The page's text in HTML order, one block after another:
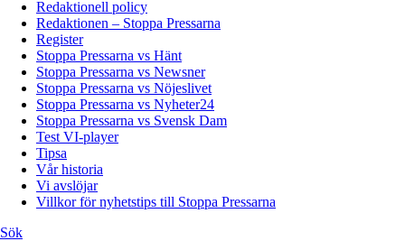
Redaktionell policy
Redaktionen – Stoppa Pressarna
Register
Stoppa Pressarna vs Hänt
Stoppa Pressarna vs Newsner
Stoppa Pressarna vs Nöjeslivet
Stoppa Pressarna vs Nyheter24
Stoppa Pressarna vs Svensk Dam
Test VI-player
Tipsa
Vår historia
Vi avslöjar
Villkor för nyhetstips till Stoppa Pressarna
Sök